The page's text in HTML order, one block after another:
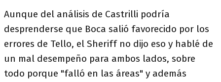
Aunque del análisis de Castrilli podría
desprenderse que Boca salió favorecido por los
errores de Tello, el Sheriff no dijo eso y hablé de
un mal desempeño para ambos lados, sobre
todo porque "falló en las áreas" y además